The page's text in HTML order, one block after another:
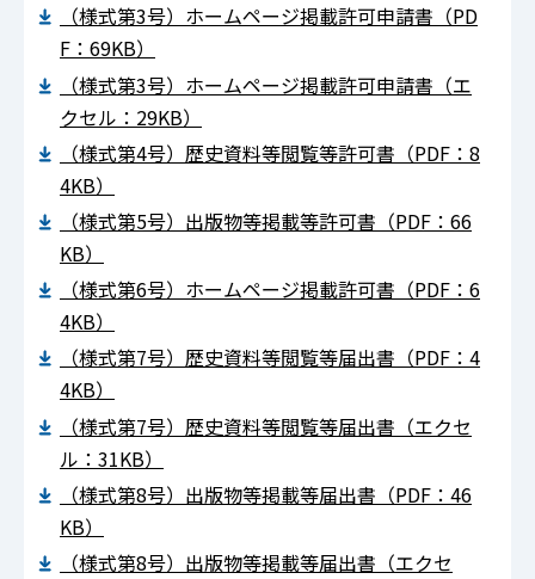
（様式第3号）ホームページ掲載許可申請書（PD
F：69KB）
（様式第3号）ホームページ掲載許可申請書（エ
クセル：29KB）
（様式第4号）歴史資料等閲覧等許可書（PDF：8
4KB）
（様式第5号）出版物等掲載等許可書（PDF：66
KB）
（様式第6号）ホームページ掲載許可書（PDF：6
4KB）
（様式第7号）歴史資料等閲覧等届出書（PDF：4
4KB）
（様式第7号）歴史資料等閲覧等届出書（エクセ
ル：31KB）
（様式第8号）出版物等掲載等届出書（PDF：46
KB）
（様式第8号）出版物等掲載等届出書（エクセ